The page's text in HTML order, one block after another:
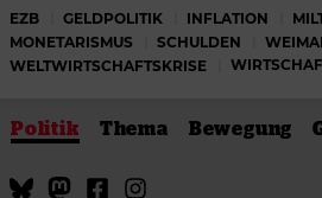
EZB GELDPOLITIK INFLATION
MONETARISMUS
SCHULDEN
WELTWIRTSCHAFTSKRISE
Politik Thema Bewegung